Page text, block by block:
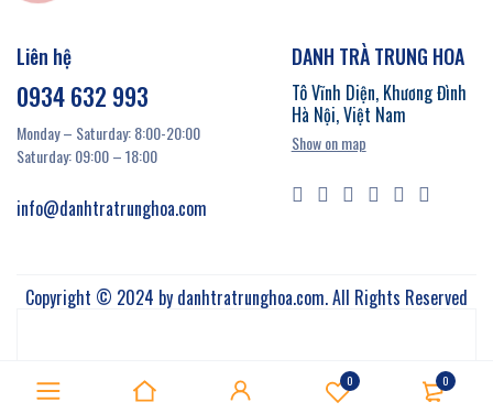
0 0
Liên hệ
0934 632 993
Monday – Saturday: 8:00-20:00
Saturday: 09:00 – 18:00
info@danhtratrunghoa.com
DANH TRÀ TRUNG HOA
Tô Vĩnh Diện, Khương Đình
Hà Nội, Việt Nam
Show on map
Copyright © 2024 by danhtratrunghoa.com. All Rights Reserved